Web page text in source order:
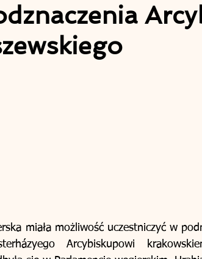
miała możliwość uczestniczyć w
Arcybiskupowi